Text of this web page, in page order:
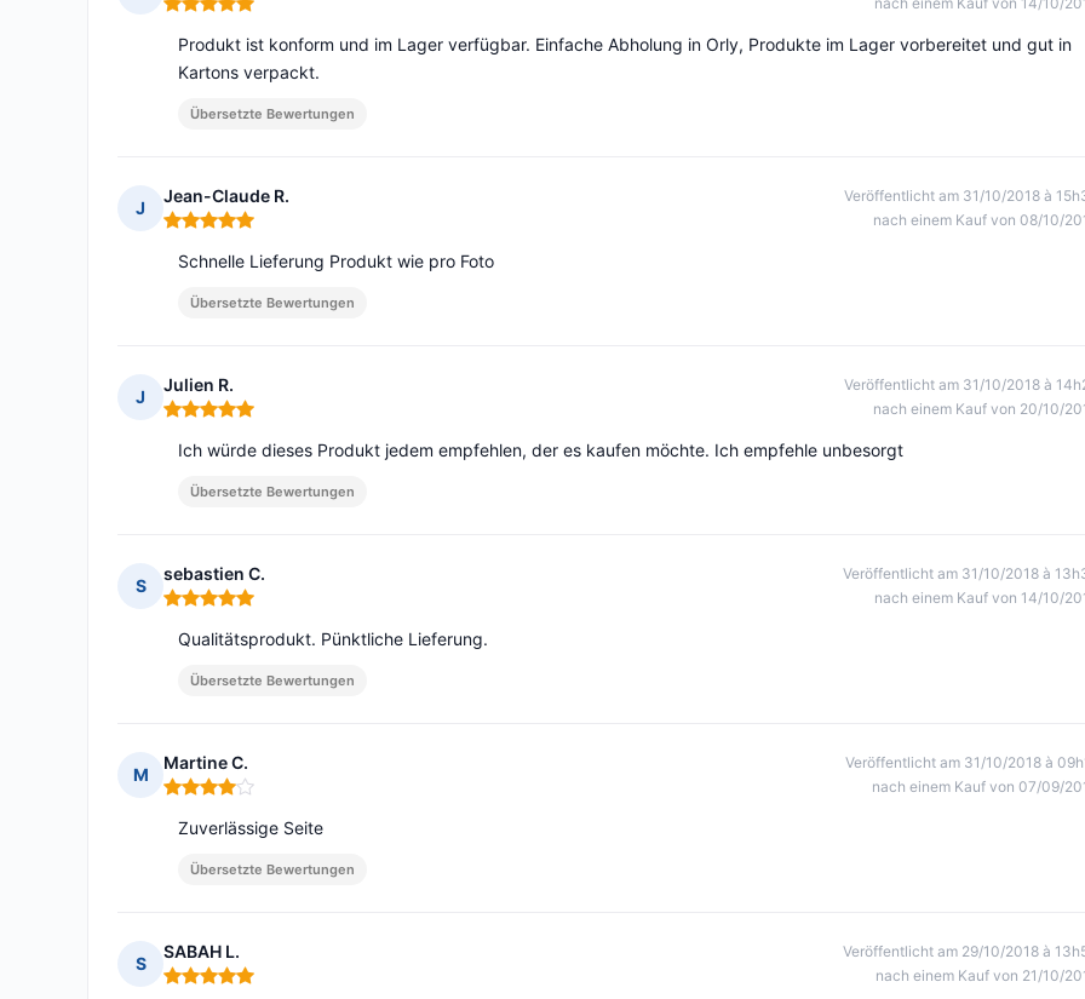
Hinweis: 5 von 5
Produkt ist konform und im Lager verfügbar. Einfache Abholung in Orly, Produkte im Lager vorbereitet und gut in
Kartons verpackt.
Übersetzte Bewertungen
J
Jean-Claude R.
Hinweis: 5 von 5
Veröffentlicht am 31/10/2018 à
nach einem Kauf von 08/10/
Schnelle Lieferung Produkt wie pro Foto
Übersetzte Bewertungen
J
Julien R.
Hinweis: 5 von 5
Veröffentlicht am 31/10/2018 à
nach einem Kauf von 20/10/
Ich würde dieses Produkt jedem empfehlen, der es kaufen möchte. Ich empfehle unbesorgt
Übersetzte Bewertungen
S
sebastien C.
Hinweis: 5 von 5
Veröffentlicht am 31/10/2018 à
nach einem Kauf von 14/10/
Qualitätsprodukt. Pünktliche Lieferung.
Übersetzte Bewertungen
M
Martine C.
Hinweis: 4 von 5
Veröffentlicht am 31/10/2018 à
nach einem Kauf von 07/09/
Zuverlässige Seite
Übersetzte Bewertungen
S
SABAH L.
Hinweis: 5 von 5
Veröffentlicht am 29/10/2018 à
nach einem Kauf von 21/10/